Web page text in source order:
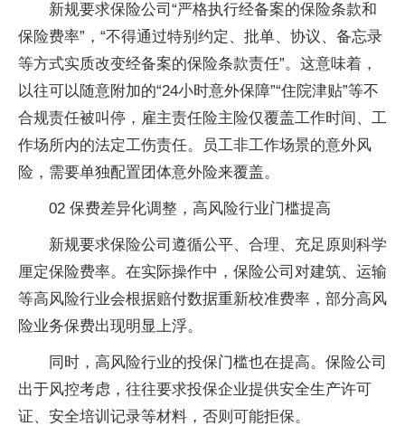
新规要求保险公司“严格执行经备案的保险条款和
保险费率”，“不得通过特别约定、批单、协议、备忘录
等方式实质改变经备案的保险条款责任”。这意味着，
以往可以随意附加的“24小时意外保障”“住院津贴”等不
合规责任被叫停，雇主责任险主险仅覆盖工作时间、工
作场所内的法定工伤责任。员工非工作场景的意外风
险，需要单独配置团体意外险来覆盖。
02 保费差异化调整，高风险行业门槛提高
新规要求保险公司遵循公平、合理、充足原则科学
厘定保险费率。在实际操作中，保险公司对建筑、运输
等高风险行业会根据赔付数据重新校准费率，部分高风
险业务保费出现明显上浮。
同时，高风险行业的投保门槛也在提高。保险公司
出于风控考虑，往往要求投保企业提供安全生产许可
证、安全培训记录等材料，否则可能拒保。